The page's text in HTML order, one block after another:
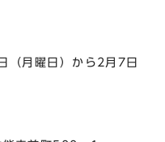
月曜日）から2月7日